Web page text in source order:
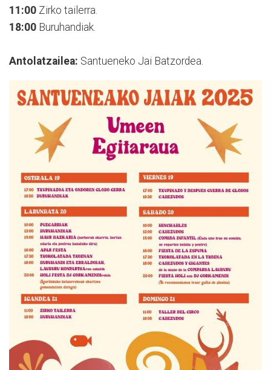
11:00 Zirko tailerra.
18:00 Buruhandiak.
Antolatzailea: Santueneko Jai Batzordea.